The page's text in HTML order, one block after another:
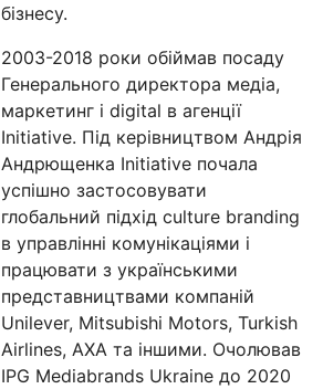
бізнесу.
2003-2018 роки обіймав посаду
Генерального директора медіа,
маркетинг і digital в агенції
Initiative. Під керівництвом Андрія
Андрющенка Initiative почала
успішно застосовувати
глобальний підхід culture branding
в управлінні комунікаціями і
працювати з українськими
представництвами компаній
Unilever, Mitsubishi Motors, Turkish
Airlines, АХА та іншими. Очолював
IPG Mediabrands Ukraine до 2020